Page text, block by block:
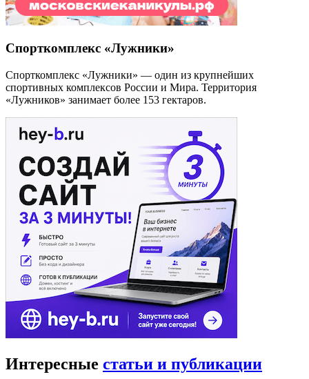
Спорткомплекс «Лужники»
Спорткомплекс «Лужники» — один из крупнейших
спортивных комплексов России и Мира. Территория
«Лужников» занимает более 153 гектаров.
Интересные статьи и публикации